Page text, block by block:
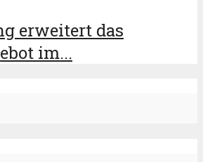
erweitert das
im...